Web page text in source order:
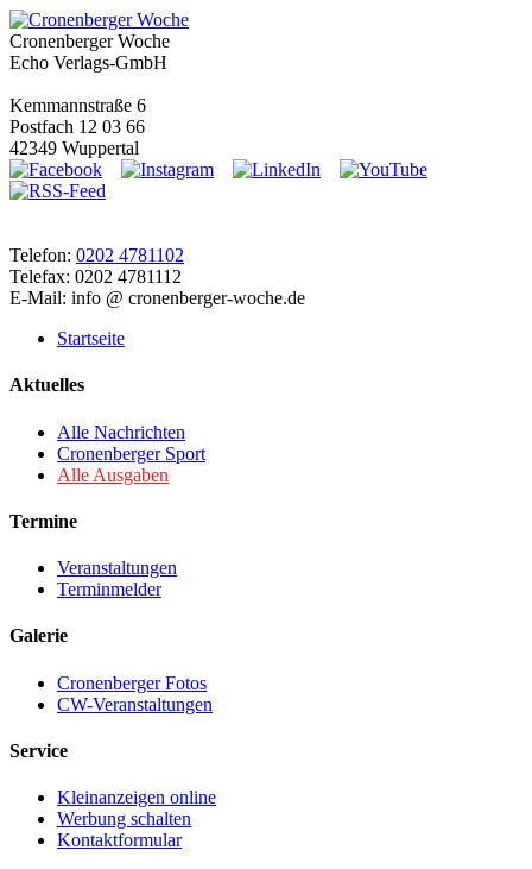
Cronenberger Woche
Echo Verlags-GmbH
Kemmannstraße 6
Postfach 12 03 66
42349 Wuppertal
Telefon: 0202 4781102
Telefax: 0202 4781112
E-Mail: info @ cronenberger-woche.de
Startseite
Aktuelles
Alle Nachrichten
Cronenberger Sport
Alle Ausgaben
Termine
Veranstaltungen
Terminmelder
Galerie
Cronenberger Fotos
CW-Veranstaltungen
Service
Kleinanzeigen online
Werbung schalten
Kontaktformular